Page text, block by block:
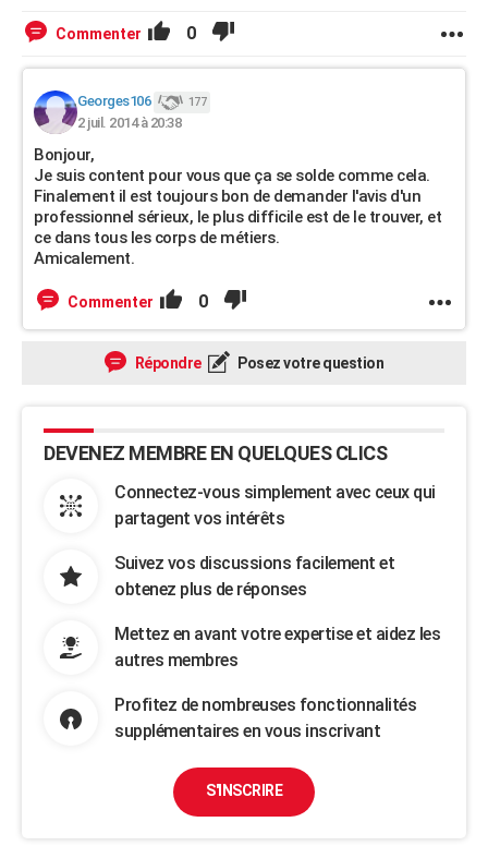
Commenter 0
Georges106 177
2 juil. 2014 à 20:38
Bonjour,
Je suis content pour vous que ça se solde comme cela.
Finalement il est toujours bon de demander l'avis d'un
professionnel sérieux, le plus difficile est de le trouver, et
ce dans tous les corps de métiers.
Amicalement.
Commenter 0
Répondre Posez votre question
DEVENEZ MEMBRE EN QUELQUES CLICS
Connectez-vous simplement avec ceux qui
partagent vos intérêts
Suivez vos discussions facilement et
obtenez plus de réponses
Mettez en avant votre expertise et aidez les
autres membres
Profitez de nombreuses fonctionnalités
supplémentaires en vous inscrivant
S'INSCRIRE